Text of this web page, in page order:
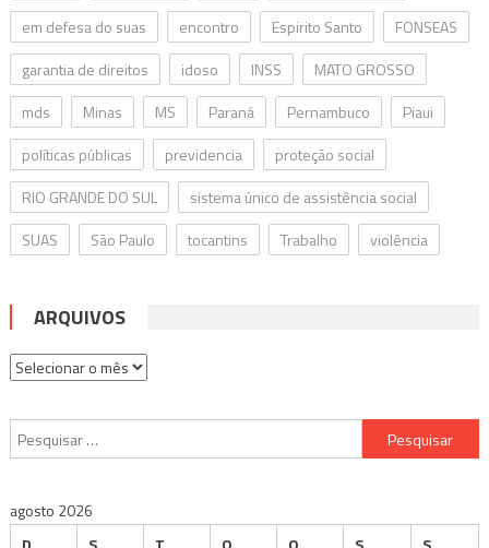
em defesa do suas
encontro Espirito Santo
FONSEAS
garantia de direitos
idoso INSS
MATO GROSSO
mds
Minas MS Paraná Pernambuco
Piaui
políticas públicas
previdencia
proteção social
RIO GRANDE DO SUL
sistema único de assistência social
SUAS
São Paulo tocantins Trabalho violência
ARQUIVOS
Arquivos
Pesquisar
por:
agosto 2026